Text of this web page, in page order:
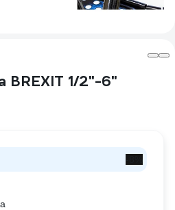
BREXIT 1/2"-6"